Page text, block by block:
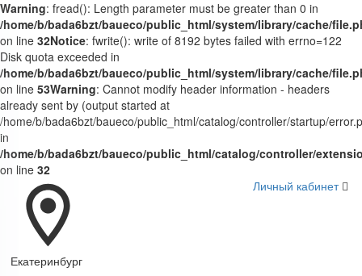
Warning: fread(): Length parameter must be greater than 0 in
/home/b/bada6bzt/baueco/public_html/system/library/cache/
on line 32Notice: fwrite(): write of 8192 bytes failed with errno=122
Disk quota exceeded in
/home/b/bada6bzt/baueco/public_html/system/library/cache/
on line 53Warning: Cannot modify header information - headers
already sent by (output started at
/home/b/bada6bzt/baueco/public_html/catalog/controller/startup/
in
/home/b/bada6bzt/baueco/public_html/catalog/controller/
on line 32
Екатеринбург
Личный кабинет